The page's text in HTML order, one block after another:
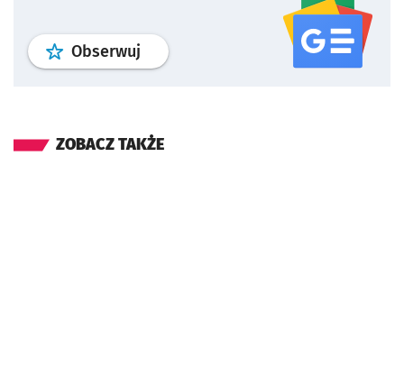
Obserwuj profil serwisu
ZOBACZ TAKŻE